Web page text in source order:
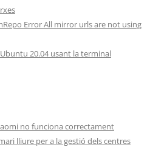
Error All mirror urls are not using
20.04 usant la terminal
no funciona correctament
lliure per a la gestió dels centres